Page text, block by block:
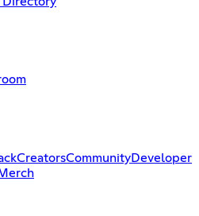
CreatorsCommunityDeveloper